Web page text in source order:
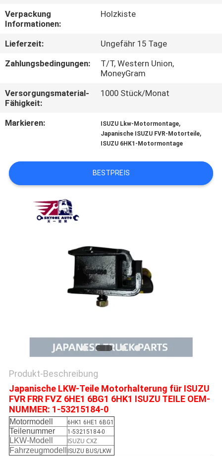
TRETEN
SIE
MIT
UNS
VERBINDUNG
NACHRICHTEN
SIE EIN
ZITAT
SITEMAP
Verpackung
Informationen:
Holzkiste
Lieferzeit:
Ungefähr 15 Tage
Zahlungsbedingungen:
T/T, Western Union,
MoneyGram
Versorgungsmaterial-
Fähigkeit:
1000 Stück/Monat
Markieren: ISUZU Lkw-Motormontage,
Japanische ISUZU FVR-Motorteile,
ISUZU 6HK1-Motormontage
BESTPREIS
Produkt-Beschreibung
Japanische LKW-Teile Motorhalterung für ISUZU
FVR FRR FVZ 6HE1 6BG1 6HK1 ISUZU TEILE OEM-
NUMMER: 1-53215184-0
Motormodell 6HK1 6HE1 6BG1
Teilenummer 1-53215184-0
LKW-Modell
ISUZU CXZ
Fahrzeugmodell
ISUZU BUS/LKW